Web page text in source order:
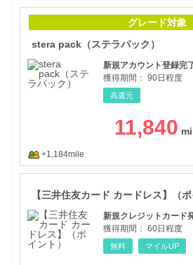
グレード対象
stera pack（ステラパック）
新規アカウント登録完
獲得期間： 90日程度
高還元
11,840
+1,184mile
【三井住友カード カードレス】（ポ
新規クレジットカード
獲得期間： 60日程度
無料 マイルUP